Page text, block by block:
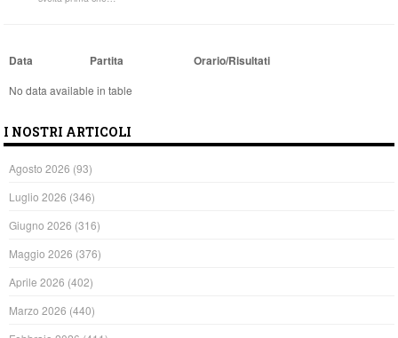
Data Partita Orario/Risultati
No data available in table
I NOSTRI ARTICOLI
Agosto 2026 (93)
Luglio 2026 (346)
Giugno 2026 (316)
Maggio 2026 (376)
Aprile 2026 (402)
Marzo 2026 (440)